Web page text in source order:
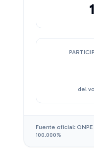
del
Fuente oficial:
100.000%